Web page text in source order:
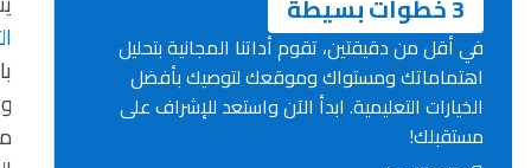
3 خطوات بسيطة
في أقل من دقيقتين، تقوم أداتنا المجانية بتحليل
اهتماماتك ومستواك وموقعك لتوصيك بأفضل
الخيارات التعليمية. ابدأ الآن واستعد للإشراف على
مستقبلك!